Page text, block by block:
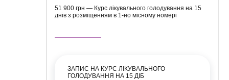
51 900 грн — Курс лікувального голодування на 15
днів з розміщенням в 1-но місному номері
ЗАПИС НА КУРС ЛІКУВАЛЬНОГО
ГОЛОДУВАННЯ НА 15 ДІБ